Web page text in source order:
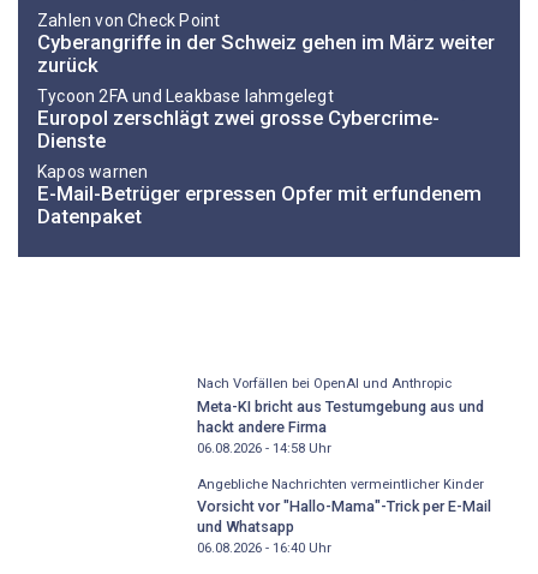
Zahlen von Check Point
Cyberangriffe in der Schweiz gehen im März weiter
zurück
Tycoon 2FA und Leakbase lahmgelegt
Europol zerschlägt zwei grosse Cybercrime-
Dienste
Kapos warnen
E-Mail-Betrüger erpressen Opfer mit erfundenem
Datenpaket
Nach Vorfällen bei OpenAI und Anthropic
Meta-KI bricht aus Testumgebung aus und
hackt andere Firma
06.08.2026 - 14:58Uhr
Angebliche Nachrichten vermeintlicher Kinder
Vorsicht vor "Hallo-Mama"-Trick per E-Mail
und Whatsapp
06.08.2026 - 16:40Uhr